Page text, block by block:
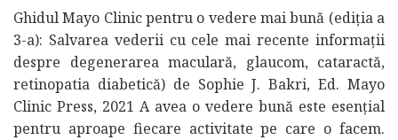
Ghidul Mayo Clinic pentru o vedere mai bună (ediția a
3-a): Salvarea vederii cu cele mai recente informații
despre degenerarea maculară, glaucom, cataractă,
retinopatia diabetică) de Sophie J. Bakri, Ed. Mayo
Clinic Press, 2021 A avea o vedere bună este esențial
pentru aproape fiecare activitate pe care o facem.